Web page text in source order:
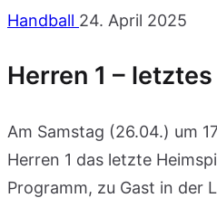
Handball 24. April 2025
Herren 1 –
Am Samstag (26.04.) um
Herren 1 das letzte
Programm, zu Gast in der